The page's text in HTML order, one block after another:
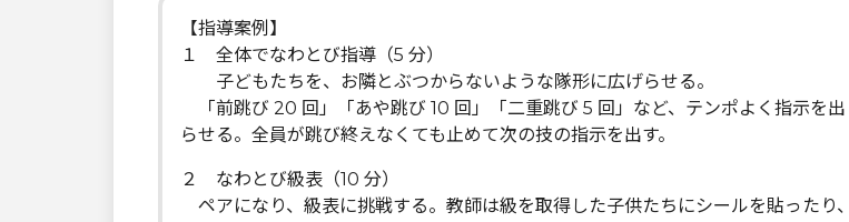
【指導案例】
１ 全体でなわとび指導（5 分）
子どもたちを、お隣とぶつからないような隊形に広げらせる。
「前跳び 20 回」「あや跳び 10 回」「二重跳び 5 回」など、テンポよく指示を
らせる。全員が跳び終えなくても止めて次の技の指示を出す。
２ なわとび級表（10 分）
ペアになり、級表に挑戦する。教師は級を取得した子供たちにシールを貼ったり